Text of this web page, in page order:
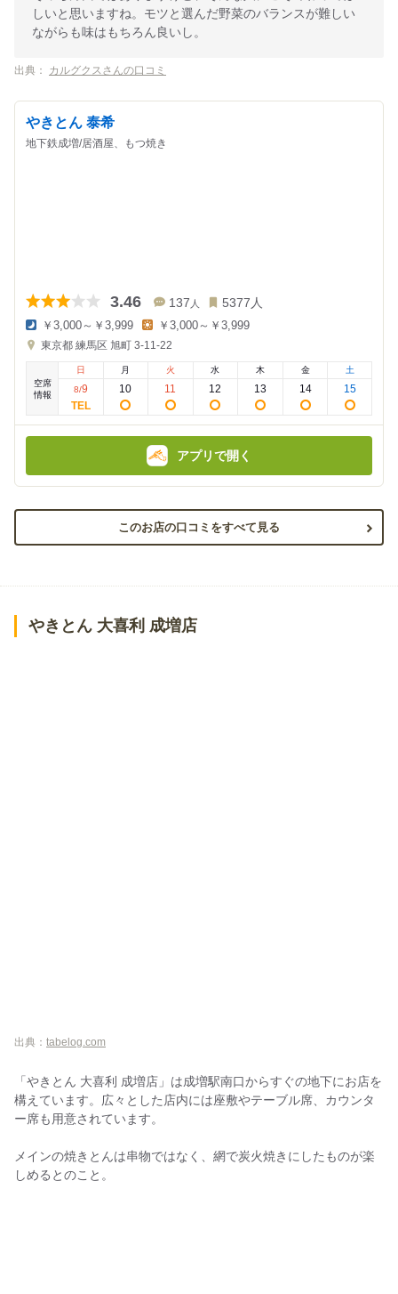
しいと思いますね。モツと選んだ野菜のバランスが難しい
ながらも味はもちろん良いし。
出典： カルグクスさんの口コミ
やきとん 泰希
地下鉄成増/居酒屋、もつ焼き
3.46 137 人 5377人
夜
の
額
￥3,000～￥3,999
昼
の
￥3,000～￥3,999
東京都 練馬区 旭町 3-11-22
空席
情報
日
8/9
月
10
火
11
水
12
木
13
金
14
土
15
アプリで開く
このお店の口コミをすべて見る
やきとん 大喜利 成増店
出典： tabelog.com
「やきとん 大喜利 成増店」は成増駅南口からすぐの地下にお店を
構えています。広々とした店内には座敷やテーブル席、カウンタ
ー席も用意されています。
メインの焼きとんは串物ではなく、網で炭火焼きにしたものが楽
しめるとのこと。